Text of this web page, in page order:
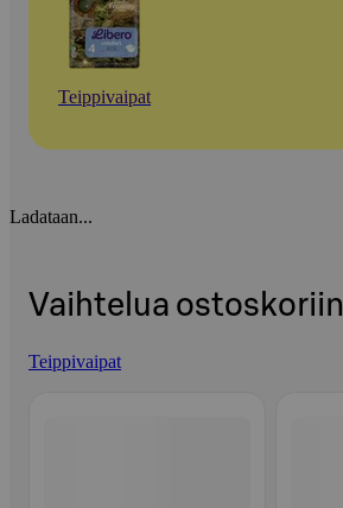
Teippivaipat
Ladataan...
Vaihtelua ostoskoriin
Teippivaipat